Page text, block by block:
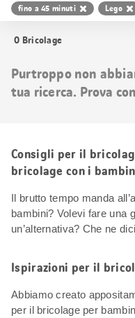
fino a 45 minuti Lego
0 Bricolage
Purtroppo non
tua ricerca. Prova
Consigli per il
bricolage con i
Il brutto tempo manda
bambini? Volevi fare una
un’alternativa? Che ne
Ispirazioni per il
Abbiamo creato
per il bricolage per